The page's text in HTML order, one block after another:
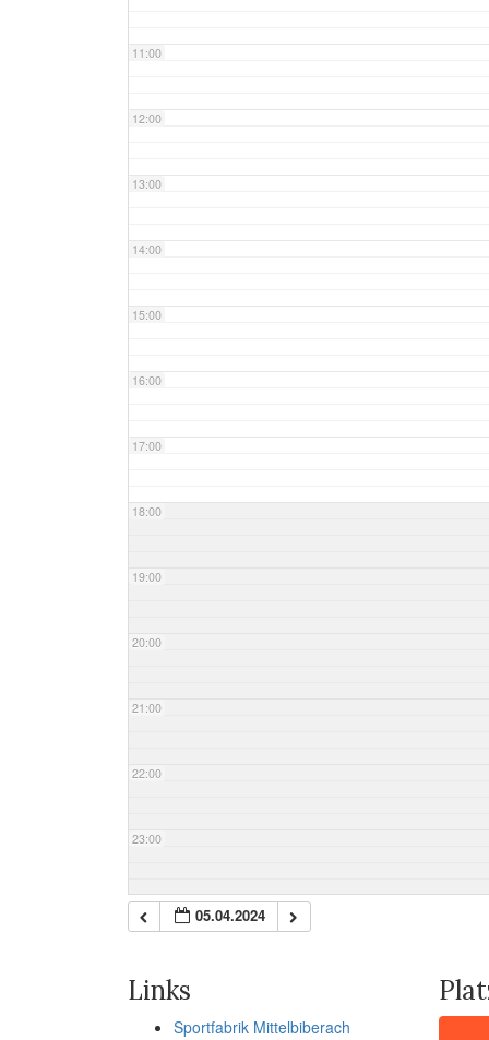
11:00
12:00
13:00
14:00
15:00
16:00
17:00
18:00
19:00
20:00
21:00
22:00
23:00
05.04.2024
Links
Sportfabrik Mittelbiberach